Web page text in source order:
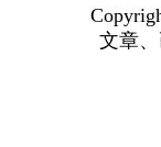
文章